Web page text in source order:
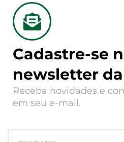
Cadastre-se
newsletter
Receba novidades e
em seu e-mail.